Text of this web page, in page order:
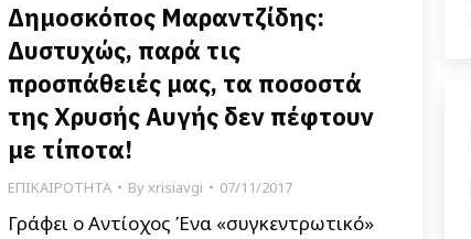
Δημοσκόπος Μαραντζίδης:
Δυστυχώς, παρά τις
προσπάθειές μας, τα ποσοστά
της Χρυσής Αυγής δεν πέφτουν
με τίποτα!
ΕΠΙΚΑΙΡΟΤΗΤΑ Byxrisiavgi 07/11/2017
Γράφει ο Αντίοχος Ένα «συγκεντρωτικό»